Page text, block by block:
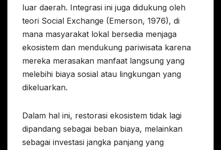
luar daerah. Integrasi ini juga didukung oleh
teori Social Exchange (Emerson, 1976), di
mana masyarakat lokal bersedia menjaga
ekosistem dan mendukung pariwisata karena
mereka merasakan manfaat langsung yang
melebihi biaya sosial atau lingkungan yang
dikeluarkan.
Dalam hal ini, restorasi ekosistem tidak lagi
dipandang sebagai beban biaya, melainkan
sebagai investasi jangka panjang yang